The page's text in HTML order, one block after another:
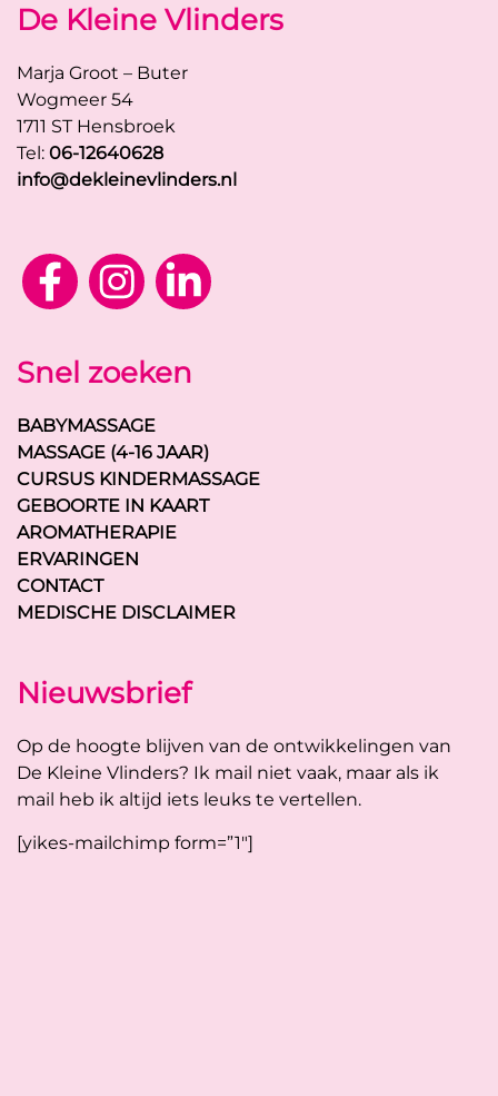
De Kleine Vlinders
Marja Groot – Buter
Wogmeer 54
1711 ST Hensbroek
Tel: 06-12640628
info@dekleinevlinders.nl
Snel zoeken
BABYMASSAGE
MASSAGE (4-16 JAAR)
CURSUS KINDERMASSAGE
GEBOORTE IN KAART
AROMATHERAPIE
ERVARINGEN
CONTACT
MEDISCHE DISCLAIMER
Nieuwsbrief
Op de hoogte blijven van de ontwikkelingen van
De Kleine Vlinders? Ik mail niet vaak, maar als ik
mail heb ik altijd iets leuks te vertellen.
[yikes-mailchimp form=”1″]